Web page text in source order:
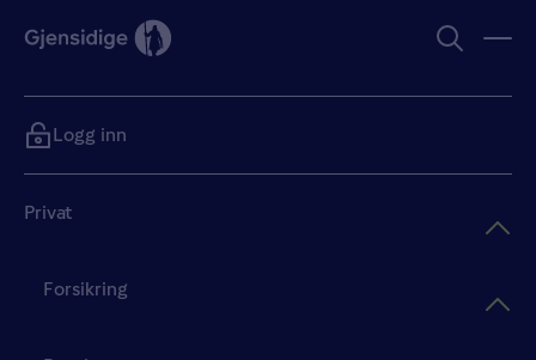
Privat
Forsikring
Logg inn